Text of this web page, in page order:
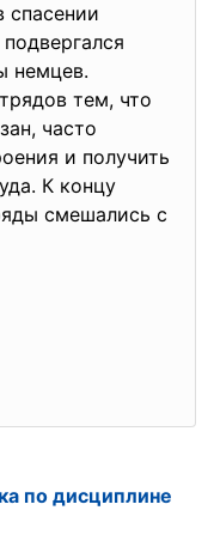
спасении
немцев.
тем, что
часто
и получить
К концу
смешались с
по дисциплине